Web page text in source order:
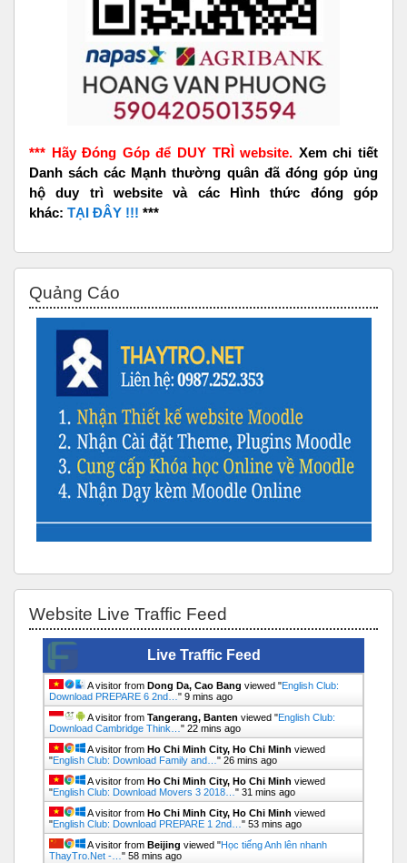
*** Hãy Đóng Góp để DUY TRÌ website. Xem chi tiết
Danh sách các Mạnh thường quân đã đóng góp ủng
hộ duy trì website và các Hình thức đóng góp
khác: TẠI ĐÂY !!! ***
Quảng Cáo
Website Live Traffic Feed
Live Traffic Feed
A visitor from Dong Da, Cao Bang viewed "English Club:
Download PREPARE 6 2nd… " 9 mins ago
A visitor from Tangerang, Banten viewed "English Club:
Download Cambridge Think… " 22 mins ago
A visitor from Ho Chi Minh City, Ho Chi Minh viewed
"English Club: Download Family and… " 26 mins ago
A visitor from Ho Chi Minh City, Ho Chi Minh viewed
"English Club: Download Movers 3 2018… " 31 mins ago
A visitor from Ho Chi Minh City, Ho Chi Minh viewed
"English Club: Download PREPARE 1 2nd… " 53 mins ago
A visitor from Beijing viewed "Học tiếng Anh lên nhanh
ThayTro.Net -… " 58 mins ago